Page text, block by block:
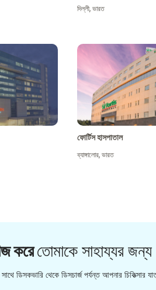
দিল্লী,ভারত
ফোর্টিস হাসপাতাল
ব্যাঙ্গালোর,ভারত
করেতোমাকে সাহায্যর জন্য
ডিসকভারি থেকে ডিসচার্জ পর্যন্ত আপনার